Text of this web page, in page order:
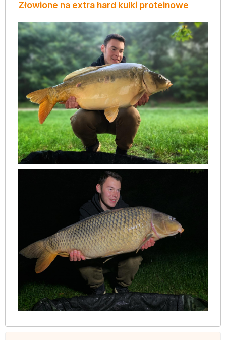
Złowione na extra hard kulki proteinowe